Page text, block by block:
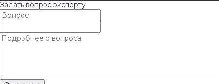
Задать вопрос эксперту